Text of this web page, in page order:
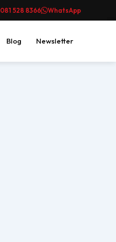
081 528 8366 WhatsApp
Blog Newsletter